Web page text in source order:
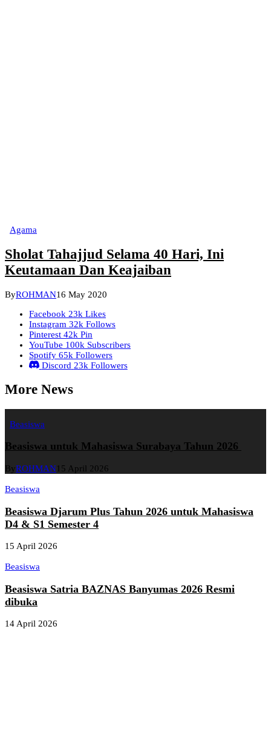
Agama
Sholat Tahajjud Selama 40 Hari, Ini
Keutamaan Dan Keajaiban
ByROHMAN16 May 2020
Facebook 23k Likes
Instagram 32k Follows
Pinterest 42k Pin
YouTube 100k Subscribers
Spotify 65k Followers
Discord 23k Followers
More News
Beasiswa
Beasiswa untuk Mahasiswa Surabaya Tahun 2026
ByROHMAN15 April 2026
Beasiswa
Beasiswa Djarum Plus Tahun 2026 untuk Mahasiswa
D4 & S1 Semester 4
15 April 2026
Beasiswa
Beasiswa Satria BAZNAS Banyumas 2026 Resmi
dibuka
14 April 2026